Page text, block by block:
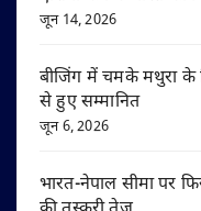
जून 14, 2026
बीजिंग में चमके मथुरा के
से हुए सम्मानित
जून 6, 2026
भारत-नेपाल सीमा पर